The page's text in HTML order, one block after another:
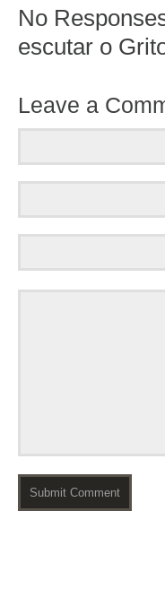
No
escutar o
Leave a